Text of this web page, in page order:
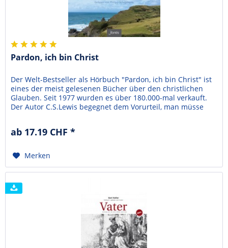
Pardon, ich bin Christ
Der Welt-Bestseller als Hörbuch "Pardon, ich bin Christ" ist
eines der meist gelesenen Bücher über den christlichen
Glauben. Seit 1977 wurden es über 180.000-mal verkauft.
Der Autor C.S.Lewis begegnet dem Vorurteil, man müsse
kraftvolle Bilder, die einen nicht mehr los...
ab 17.19 CHF *
Merken